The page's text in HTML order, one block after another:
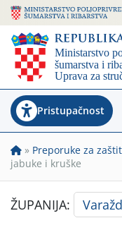
Pristupačnost
» Preporuke za
jabuke i kruške
ŽUPANIJA: